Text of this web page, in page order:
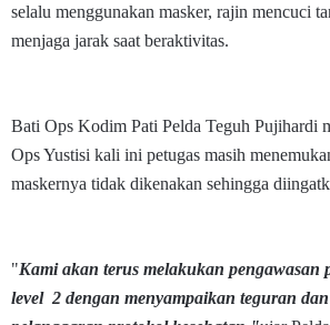
selalu menggunakan masker, rajin mencuci
menjaga jarak saat beraktivitas.
Bati Ops Kodim Pati Pelda Teguh Pujihardi
Ops Yustisi kali ini petugas masih
maskernya tidak dikenakan sehingga
"Kami akan terus melakukan pengawasan
level 2 dengan menyampaikan teguran